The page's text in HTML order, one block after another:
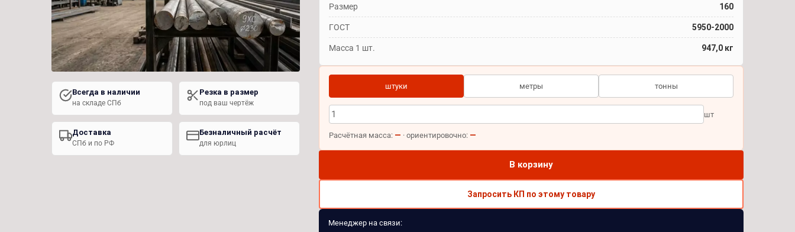
Всегда в наличии
на складе СПб
Резка в размер
под ваш чертёж
Доставка
СПб и по РФ
Безналичный расчёт
для юрлиц
Размер 160
ГОСТ 5950-2000
Масса 1 шт. 947,0 кг
штуки метры тонны
шт
Расчётная масса: — · ориентировочно: —
В корзину
Запросить КП по этому товару
Менеджер на связи: